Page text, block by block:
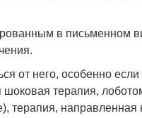
в письменном
от него, особенно
терапия,
терапия,